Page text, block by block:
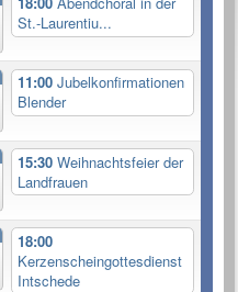
St.-Laurentiu...
11:00Jubelkonfirmationen
Blender
15:30Weihnachtsfeier der
Landfrauen
18:00
Kerzenscheingottesdienst
Intschede